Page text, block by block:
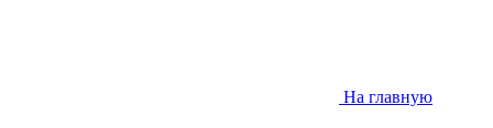
На главную